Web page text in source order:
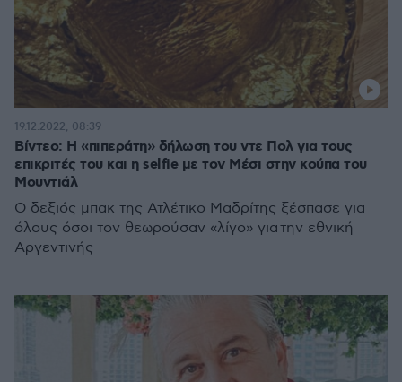
Βίντεο: Η «πιπεράτη» δήλωση του ντε Πολ για τους
επικριτές του και η selfie με τον Μέσι στην κούπα του
Μουντιάλ
Ο δεξιός μπακ της Ατλέτικο Μαδρίτης ξέσπασε για
όλους όσοι τον θεωρούσαν «λίγο» για την εθνική
Αργεντινής
19.12.2022, 08:39